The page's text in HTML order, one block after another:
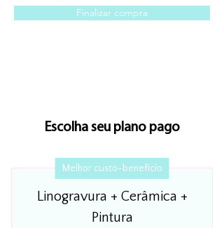
Finalizar compra
Escolha seu plano pago
Melhor custo-benefício
Linogravura + Cerâmica +
Pintura